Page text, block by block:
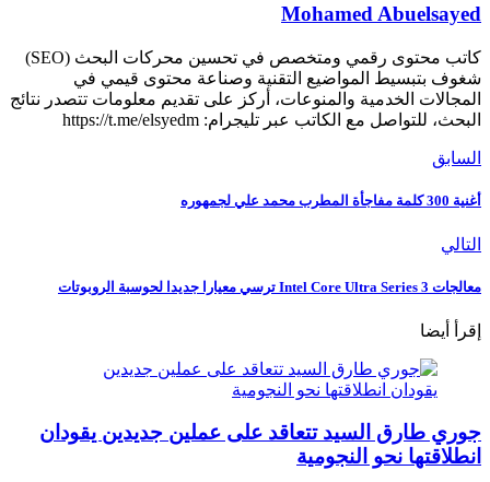
Mohamed Abuelsayed
كاتب محتوى رقمي ومتخصص في تحسين محركات البحث (SEO)
شغوف بتبسيط المواضيع التقنية وصناعة محتوى قيمي في
المجالات الخدمية والمنوعات، أركز على تقديم معلومات تتصدر نتائج
البحث، للتواصل مع الكاتب عبر تليجرام: https://t.me/elsyedm
السابق
أغنية 300 كلمة مفاجأة المطرب محمد علي لجمهوره
التالي
معالجات Intel Core Ultra Series 3 ترسي معيارا جديدا لحوسبة الروبوتات
إقرأ أيضا
جوري طارق السيد تتعاقد على عملين جديدين يقودان
انطلاقتها نحو النجومية